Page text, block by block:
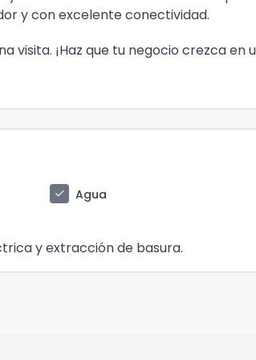
y con excelente conectividad.
visita. ¡Haz que tu negocio crezca en
check
Agua
y extracción de basura.